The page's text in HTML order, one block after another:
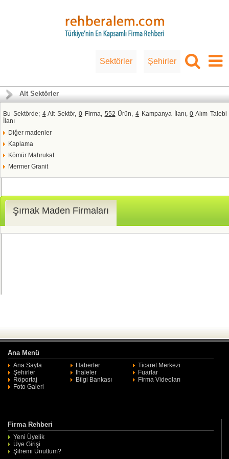
Sektörler Şehirler
Alt Sektörler
Bu Sektörde; 4Alt Sektör, 0Firma, 552 Ürün,4 Kampanya İlanı,0 Alım Talebi
İlanı
Diğer madenler
Kaplama
Kömür Mahrukat
Mermer Granit
Şırnak Maden Firmaları
Ana Menü
Ana Sayfa Haberler
Ticaret Merkezi
Şehirler
İhaleler
Fuarlar
Röportaj
Bilgi Bankası
Firma Videoları
Foto Galeri
Firma Rehberi
Yeni Üyelik
Üye Girişi
Şifremi Unuttum?